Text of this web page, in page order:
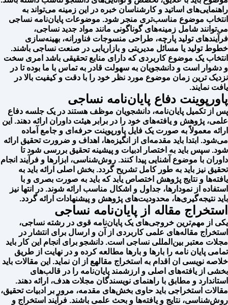
راهنمایی‌های اساتید و کارشناسان خبره در این زمینه می‌تواند به
انتخاب موضوع مناسب‌تری منجر شود. موضوعات پایان‌نامه نساجی
می‌توانند شامل زمینه‌های گوناگونی مانند مواد جدید نساجی،
فرآیندهای تولید پارچه، طراحی منسوجات فناورانه، بهینه‌سازی
خطوط تولید یا مسائل مدیریتی و بازاریابی در صنعت نساجی باشند.
انتخاب یک موضوع کاربردی که دارای منابع تحقیقی باشد امری سخت
و دشوار است و دانشجویان به سهولت قادر به تماس با ما بوده تا در
نزدیک ترین زمان موضوع مورد نظر خود را با دقت و کیفیت بالا در
یافت نمایند.
پاورپوینت دفاع پایان‌نامه نساجی
پس از تکمیل پایان‌نامه، دانشجویان موظف هستند در یک جلسه دفاع
علمی، پژوهش و یافته‌های خود را در برابر هیئت داوران ارائه دهند. این
ارائه معمولاً به صورت یک فایل پاورپوینت حرفه‌ای و جامع آماده
می‌شود. ابتدا باید مقدمه‌ای از انگیزه‌ها، اهداف و ضرورت تحقیق ارائه
شود. سپس باید به اختصار ادبیات و پیشینه تحقیق بررسی شود تا
داوران با موضوع آشنایی پیدا کنند. روش‌شناسی، ابزارها و فرآیند انجام
تحقیق نیز باید به طور کامل تشریح گردد. بخش اصلی ارائه باید به
یافته‌ها و نتایج پژوهش اختصاص یابد که باید به صورت بصری و با
استفاده از نمودارها، جداول و اشکال مناسب ارائه شوند. در انتها نیز
باید نتیجه‌گیری‌ها، محدودیت‌های پژوهش و پیشنهادات ارائه گردد.
استخراج مقاله از پایان‌نامه نساجی
یکی از مهم‌ترین خروجی‌های یک پایان‌نامه قوی در رشته نساجی،
استخراج مقاله‌های علمی کاربردی از آن و ارسال برای انتشار در
مجلات معتبر بین‌المللی نساجی است. دانشجو برای انجام این کار باید
تمامی پایان نامه را بارها و بارها مطالعه کرده و در نهایت از طریق
خلاصه نویسی ان اقدام به استخراج مقالهع از ان نماید. این مقالات باید
بخشی از یافته‌های اصلی و ارزشمند پایان‌نامه را در قالب‌های
استاندارد و مطابق با راهنمای نویسندگان مجلات هدف، ارائه دهند.
مقالات استخراجی باید حاوی بخش‌های مقدمه، مرور بر ادبیات تحقیق،
روش‌شناسی، نتایج و یافته‌ها و بحث علمی باشند. فرآیند استخراج و